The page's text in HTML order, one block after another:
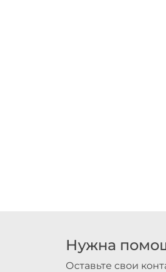
Нужна
Оставьте свои